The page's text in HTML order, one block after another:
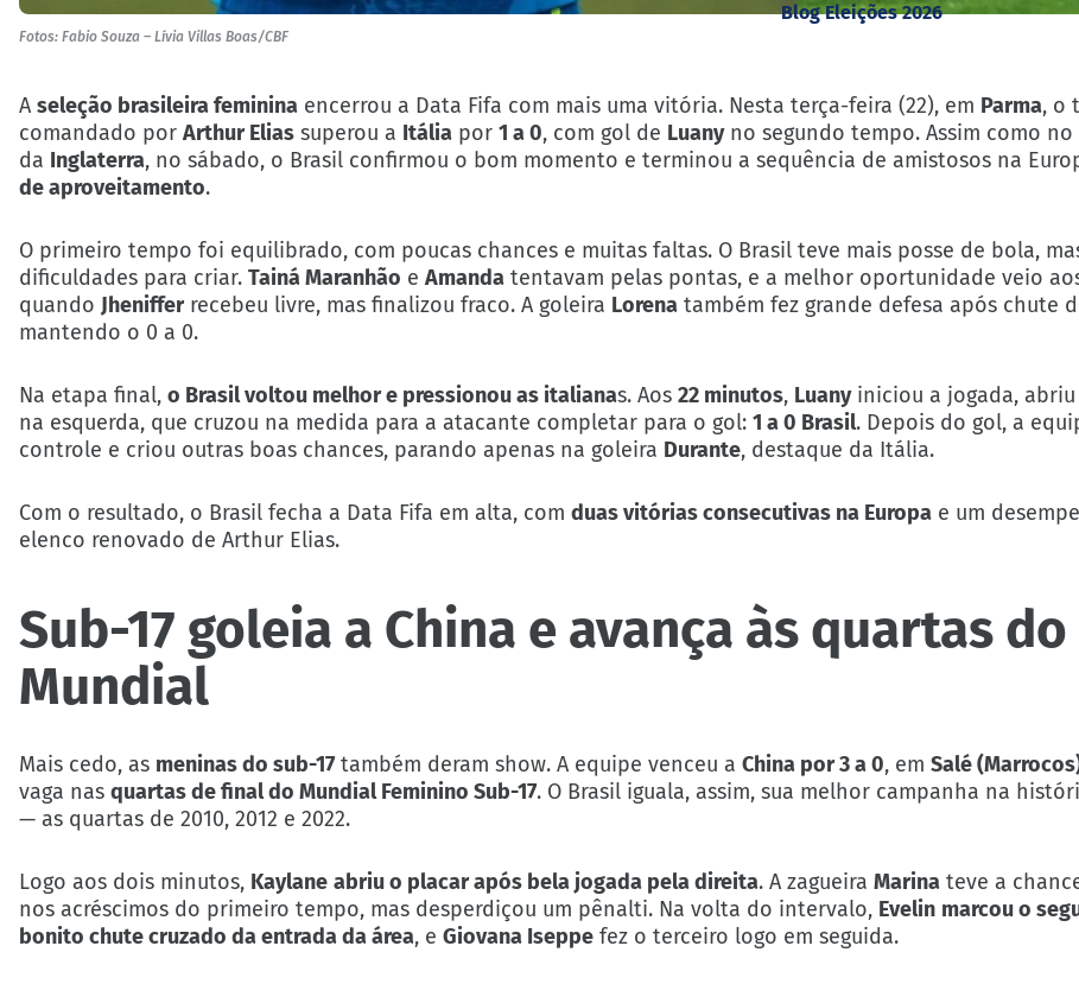
Blog Eleições 2026
Fotos: Fabio Souza – Lívia Villas Boas/CBF
A seleção brasileira feminina encerrou a Data Fifa com mais uma vitória. Nesta terça-feira (22), em Parma, o
comandado por Arthur Elias superou a Itália por 1 a 0, com gol de Luanyno segundo tempo. Assim como
da Inglaterra, no sábado, o Brasil confirmou o bom momento e terminou a sequência de amistosos na
de aproveitamento.
O primeiro tempo foi equilibrado, com poucas chances e muitas faltas. O Brasil teve mais posse de bola,
dificuldades para criar. Tainá Maranhão e Amanda tentavam pelas pontas, e a melhor oportunidade veio
quando Jhenifferrecebeu livre, mas finalizou fraco. A goleira Lorena também fez grande defesa após chute
mantendo o 0 a 0.
Na etapa final, o Brasil voltou melhor e pressionou as italianas. Aos 22 minutos, Luanyiniciou a jogada, abriu
na esquerda, que cruzou na medida para a atacante completar para o gol: 1 a 0 Brasil. Depois do gol, a
controle e criou outras boas chances, parando apenas na goleira Durante, destaque da Itália.
Com o resultado, o Brasil fecha a Data Fifa em alta, com duas vitórias consecutivas na Europa e um
elenco renovado de Arthur Elias.
Sub-17 goleia a China e avança às quartas do
Mundial
Mais cedo, as meninas do sub-17 também deram show. A equipe venceu a China por 3 a 0, em Salé
vaga nas quartas de final do Mundial Feminino Sub-17. O Brasil iguala, assim, sua melhor campanha na
— as quartas de 2010, 2012 e 2022.
Logo aos dois minutos, Kaylane abriu o placar após bela jogada pela direita. A zagueira Marina teve a
nos acréscimos do primeiro tempo, mas desperdiçou um pênalti. Na volta do intervalo, Evelin marcou o
bonito chute cruzado da entrada da área, e Giovana Iseppe fez o terceiro logo em seguida.